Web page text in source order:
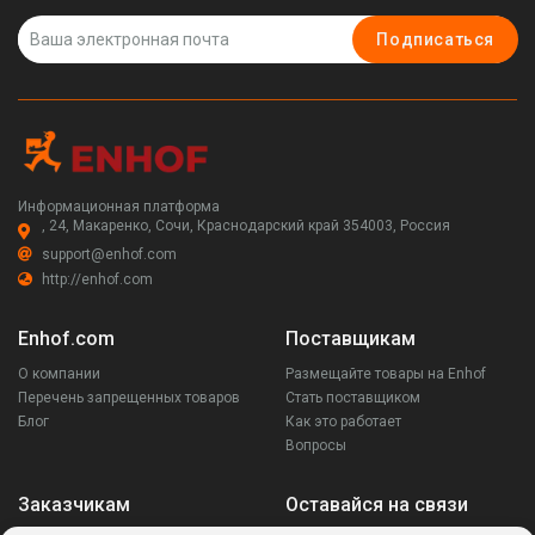
Подписаться
Информационная платформа
, 24, Макаренко, Сочи, Краснодарский край 354003, Россия
support@enhof.com
http://enhof.com
Enhof.com
О компании
Перечень запрещенных товаров
Блог
Поставщикам
Размещайте товары на Enhof
Стать поставщиком
Как это работает
Вопросы
Заказчикам Оставайся на связи